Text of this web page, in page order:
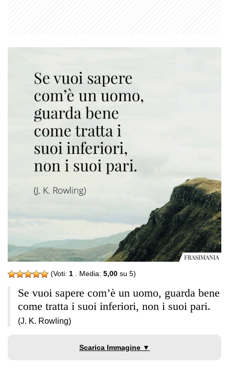
(Voti: 1 . Media: 5,00 su 5)
Se vuoi sapere com’è un uomo, guarda bene
come tratta i suoi inferiori, non i suoi pari.
(J. K. Rowling)
Scarica Immagine ▼